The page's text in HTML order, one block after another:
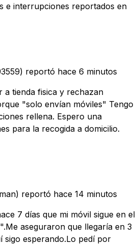
e interrupciones reportados en
reportó hace 6 minutos
a tienda fisica y rechazan
"solo envían móviles" Tengo
rellena. Espero una
para la recogida a domicilio.
reportó hace 14 minutos
7 días que mi móvil sigue en el
aseguraron que llegaría en 3
sigo esperando.Lo pedí por